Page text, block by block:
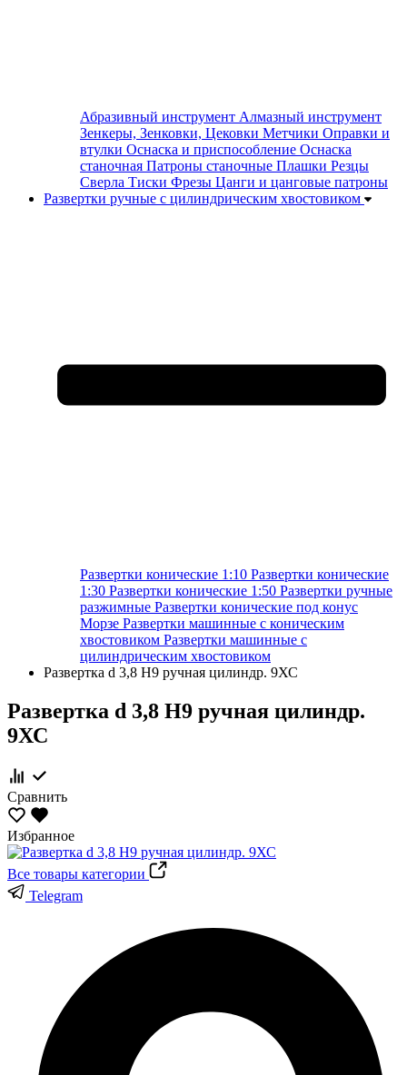
Абразивный инструмент Алмазный инструмент
Зенкеры, Зенковки, Цековки Метчики Оправки и
втулки Оснаска и приспособление Оснаска
станочная Патроны станочные Плашки Резцы
Сверла Тиски Фрезы Цанги и цанговые патроны
Развертки ручные с цилиндрическим хвостовиком
Развертки конические 1:10 Развертки конические
1:30 Развертки конические 1:50 Развертки ручные
разжимные Развертки конические под конус
Морзе Развертки машинные с коническим
хвостовиком Развертки машинные с
цилиндрическим хвостовиком
Развертка d 3,8 Н9 ручная цилиндр. 9ХС
Развертка d 3,8 Н9 ручная цилиндр.
9ХС
Сравнить
Избранное
Все товары категории
Telegram